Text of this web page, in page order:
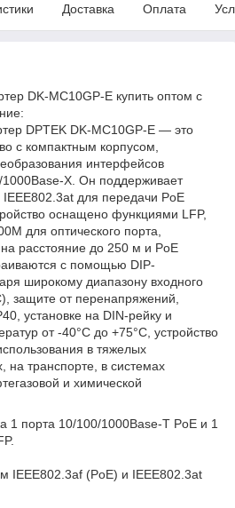
Доставка Оплата
DK-MC10GP-E купить оптом с
DPTEK DK-MC10GP-E — это
с компактным корпусом,
интерфейсов
X. Он поддерживает
для передачи PoE
оснащено функциями LFP,
для оптического порта,
расстояние до 250 м и PoE
с помощью DIP-
широкому диапазону входного
защите от перенапряжений,
установке на DIN-рейку и
от -40°C до +75°C, устройство
в тяжелых
транспорте, в системах
и химической
1 порта 10/100/1000Base-T PoE и 1
IEEE802.3af (PoE) и IEEE802.3at